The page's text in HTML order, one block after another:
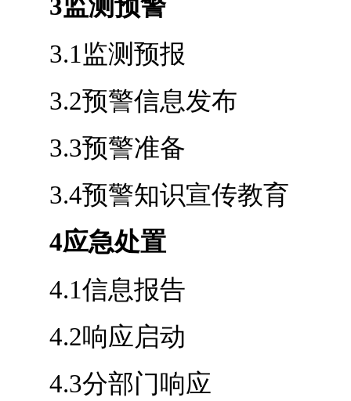
3监测预警
3.1监测预报
3.2预警信息发布
3.3预警准备
3.4预警知识宣传教育
4应急处置
4.1信息报告
4.2响应启动
4.3分部门响应